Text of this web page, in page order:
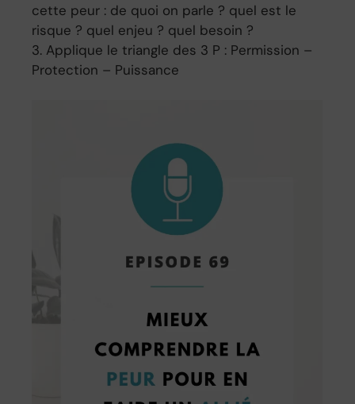
cette peur : de quoi on parle ? quel est le
risque ? quel enjeu ? quel besoin ?
Applique le triangle des 3 P : Permission –
Protection – Puissance